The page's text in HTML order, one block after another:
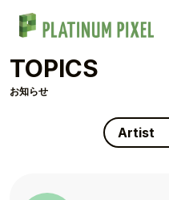
TOPICS
お知らせ
Artist